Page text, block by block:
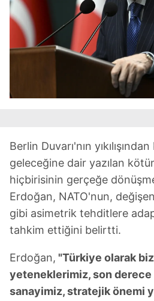
Berlin Duvarı'nın
geleceğine dair yazılan
hiçbirisinin gerçeğe
Erdoğan, NATO'nun,
gibi asimetrik tehditlere
tahkim ettiğini belirtti.
Erdoğan, "Türkiye olarak
yeteneklerimiz, son derece
sanayimiz, stratejik önemi